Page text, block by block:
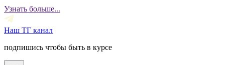
Узнать больше...
Наш ТГ канал
подпишись чтобы быть в курсе